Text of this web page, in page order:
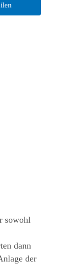
sowohl
dann
der